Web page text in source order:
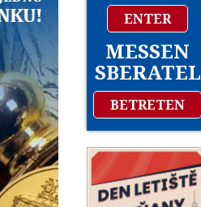
ENTER
MESSEN
SBERATEL
BETRETEN